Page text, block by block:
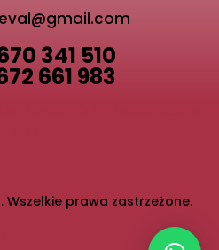
341 510
661 983
prawa zastrzeżone.